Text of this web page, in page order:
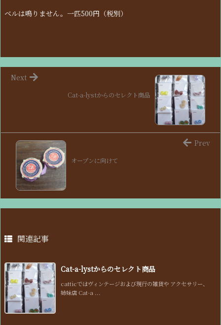
ベルは鳴りません。一匹500円（税別）
Cat-a-lystからのセレクト商品
Next
オープンに向けて
Prev
関連記事
Cat-a-lystからのセレクト商品
catticではヴィンテージおよび現行の雑貨や アクセサリー、
姉妹店 Cat-a ...